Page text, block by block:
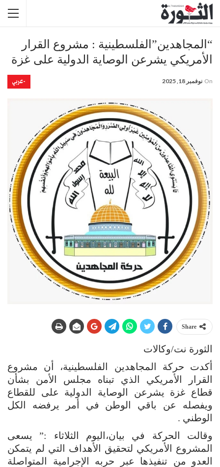
“المجاهدين”الفلسطينية : مشروع القرار
الأمريكي يشرعن الوصاية الدولية على غزة
-عربي On نوفمبر 18, 2025
Share
الثورة نت/وكالات
أكدت حركة المجاهدين الفلسطينية، أن مشروع
القرار الأمريكي الذي تبناه مجلس الأمن بشأن
قطاع غزة يشرعن الوصاية الدولية على للقطاع
ويفصله عن باقي الوطن في أمر يرفضه الكل
الوطني .
وقالت الحركة في بيان،اليوم الثلاثاء :” يسعى
المشروع الأمريكي لتحقيق الأهداف التي لم يتمكن
العدو من تنفيذها عبر حربه الإجرامية المتواصلة